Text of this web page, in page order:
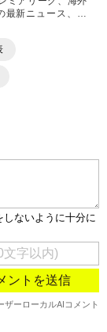
最新ニュース、コ
TikTok」など、